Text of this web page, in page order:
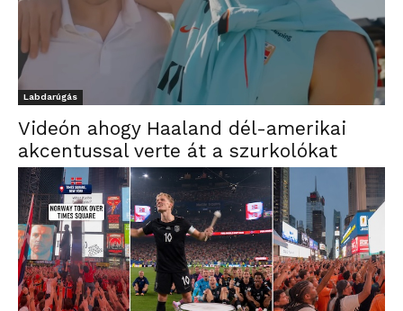
Labdarúgás
Videón ahogy Haaland dél-amerikai
akcentussal verte át a szurkolókat